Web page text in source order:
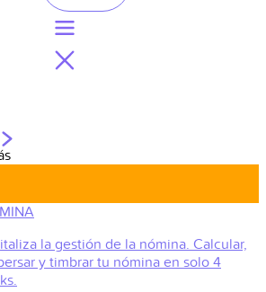
la gestión de la nómina. Calcular,
y timbrar tu nómina en solo 4